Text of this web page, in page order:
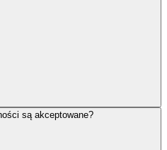
są akceptowane?